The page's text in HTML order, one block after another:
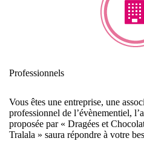
Professionnels
Vous êtes une entreprise, une
professionnel de l’évènementiel,
proposée par « Dragées et
Tralala » saura répondre à votre